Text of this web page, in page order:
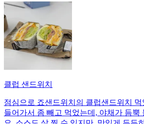
클럽 샌드위치
점심으로 죠샌드위치의 클럽샌드위치
들어가서 좀 빼고 먹었는데, 야채가 듬뿍